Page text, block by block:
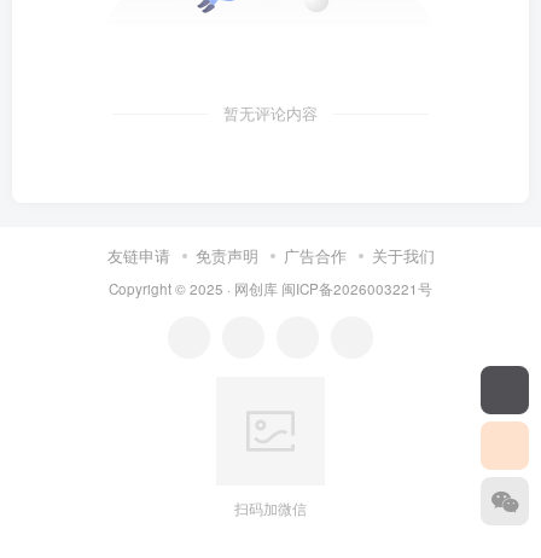
暂无评论内容
友链申请 免责声明 广告合作 关于我们
Copyright © 2025 · 网创库 闽ICP备2026003221号
扫码加微信